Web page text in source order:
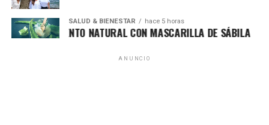
SALUD & BIENESTAR hace 5 horas
NATURAL CON MASCARILLA DE SÁBILA
ANUNCIO